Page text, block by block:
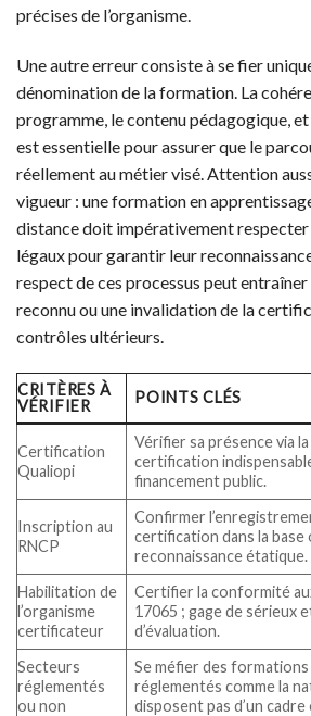
précises de l’organisme.
Une autre erreur consiste à se fier
dénomination de la formation. La
programme, le contenu pédagogique,
est essentielle pour assurer que le
réellement au métier visé. Attention
vigueur : une formation en
distance doit impérativement
légaux pour garantir leur
respect de ces processus peut
reconnu ou une invalidation de la
contrôles ultérieurs.
CRITÈRES À
VÉRIFIER
POINTS CLÉS
Certification
Qualiopi
Vérifier sa présence via
certification
financement public.
Inscription au
RNCP
Confirmer
certification dans la base
reconnaissance étatique.
Habilitation de
l’organisme
certificateur
Certifier la conformité
17065 ; gage de sérieux
d’évaluation.
Secteurs
réglementés
ou non
Se méfier des
réglementés comme la
disposent pas d’un